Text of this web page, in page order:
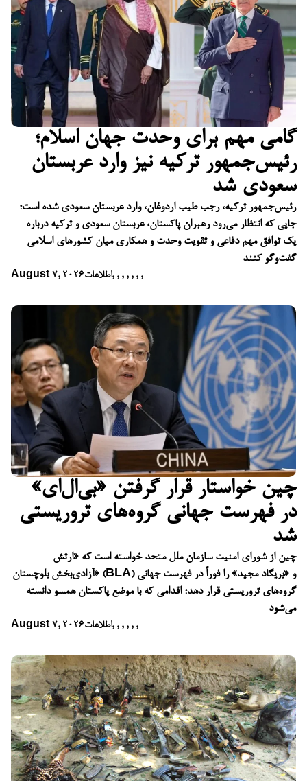
گامی مهم برای وحدت جهان اسلام؛
رئیس‌جمهور ترکیه نیز وارد عربستان
سعودی شد
رئیس‌جمهور ترکیه، رجب طیب اردوغان، وارد عربستان سعودی شده است؛
جایی که انتظار می‌رود رهبران پاکستان، عربستان سعودی و ترکیه درباره
یک توافق مهم دفاعی و تقویت وحدت و همکاری میان کشورهای اسلامی
گفت‌وگو کنند
August 7, 2026اطلاعات, , , , , , ,
چین خواستار قرار گرفتن «بی‌ال‌ای»
در فهرست جهانی گروه‌های تروریستی
شد
چین از شورای امنیت سازمان ملل متحد خواسته است که «ارتش
آزادی‌بخش بلوچستان» (BLA) و «بریگاد مجید» را فوراً در فهرست جهانی
گروه‌های تروریستی قرار دهد؛ اقدامی که با موضع پاکستان همسو دانسته
می‌شود
August 7, 2026اطلاعات, , , , , ,